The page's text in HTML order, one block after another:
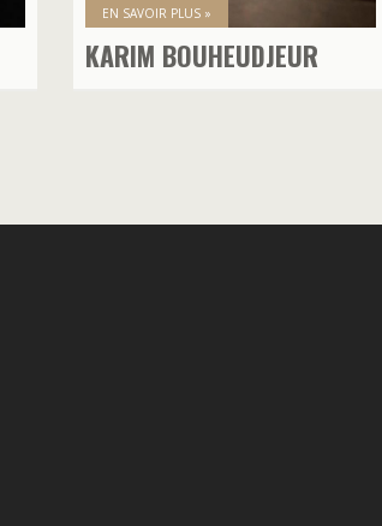
EN SAVOIR PLUS »
KARIM BOUHEUDJEUR